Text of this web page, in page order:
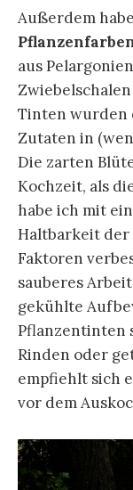
Außerdem
aus
Tinten wurden
Zutaten in
Die zarten
Kochzeit, als
habe ich mit
Haltbarkeit der
Faktoren
sauberes
gekühlte
Pflanzentinten
Rinden oder
empfiehlt sich
vor dem